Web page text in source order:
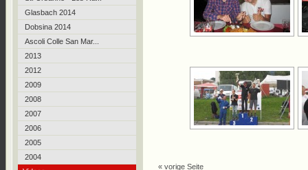
Glasbach 2014
Dobsina 2014
Ascoli Colle San Mar...
2013
2012
2009
2008
2007
2006
2005
2004
« vorige Seite